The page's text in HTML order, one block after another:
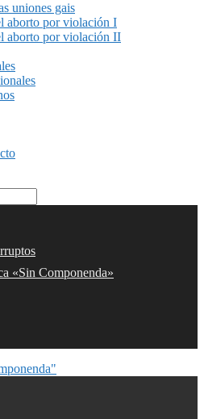
uniones gais
aborto por violación I
aborto por violación II
«Sin Componenda»